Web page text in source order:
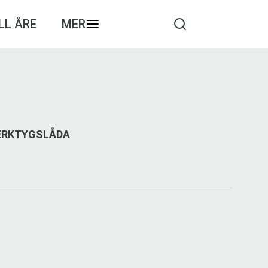
ÅRE MER